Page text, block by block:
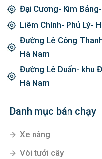
Đại Cương- Kim
Liêm Chính- Phủ Lý-
Đường Lê Công
Hà Nam
Đường Lê Duẩn- khu
Hà Nam
Danh mục bán chạy
Xe nâng
Vòi tưới cây